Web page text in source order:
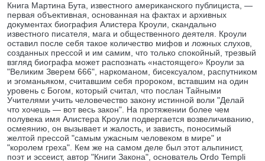
Книга Мартина Бута, известного американского публициста, —
первая объективная, основанная на фактах и архивных
документах биография Алистера Кроули, скандально
известного писателя, мага и общественного деятеля. Кроули
оставил после себя такое количество мифов и ложных слухов,
созданных прессой и им самим, что только спокойный, трезвый
взгляд биографа может распознать «настоящего» Кроули за
"Великим Зверем 666", наркоманом, бисексуалом, распутником
и эгоманьяком, считавшим себя пророком, вставшим на один
уровень с Богом, который считал, что послан Тайными
Учителями учить человечество закону истинной воли "Делай
что хочешь — вот весь закон". На протяжении более чем
полувека имя Алистера Кроули подвергается возвеличиванию,
осмеянию, он вызывает и жалость, и зависть, поносимый
желтой прессой "самым ужасным человеком в мире" и
"королем греха". Кем же на самом деле был этот альпинист,
поэт и эссеист, автор "Книги Закона", основатель Ordo Templi